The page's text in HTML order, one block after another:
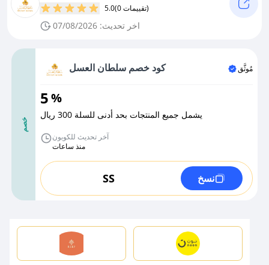
5.0 (0 تقييمات)
اخر تحديث: 07/08/2026
خصم
كود خصم سلطان العسل مُوثَّق
5%
يشمل جميع المنتجات بحد أدنى للسلة 300 ريال
آخر تحديث للكوبون
منذ ساعات
SS نسخ